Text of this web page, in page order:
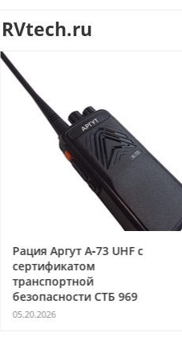
Рация Аргут А‑73 UHF с
сертификатом
транспортной
безопасности СТБ 969
05.20.2026